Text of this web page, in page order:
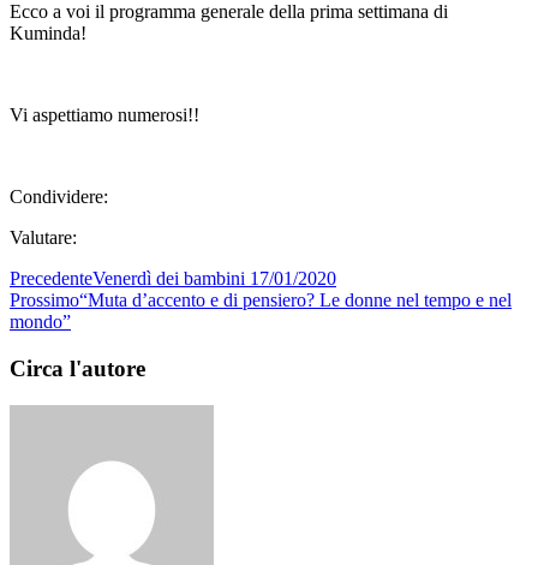
Ecco a voi il programma generale della prima settimana di
Kuminda!
Vi aspettiamo numerosi!!
Condividere:
Valutare:
PrecedenteVenerdì dei bambini 17/01/2020
Prossimo“Muta d’accento e di pensiero? Le donne nel tempo e nel
mondo”
Circa l'autore